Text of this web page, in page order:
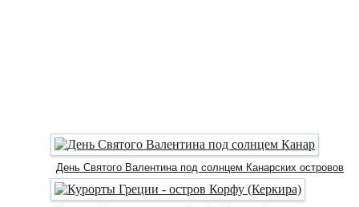
День Святого Валентина под солнцем Канарских островов